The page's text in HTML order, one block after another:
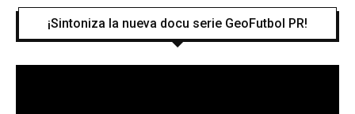
¡Sintoniza la nueva docu serie GeoFutbol PR!